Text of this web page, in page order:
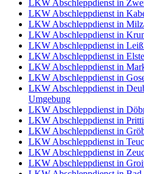
LKW Abschleppdienst in
LKW Abschleppdienst in
LKW Abschleppdienst in
LKW Abschleppdienst in
LKW Abschleppdienst in
LKW Abschleppdienst in
LKW Abschleppdienst in
LKW Abschleppdienst in
LKW Abschleppdienst in
Umgebung
LKW Abschleppdienst in
LKW Abschleppdienst in
LKW Abschleppdienst in
LKW Abschleppdienst in
LKW Abschleppdienst in
LKW Abschleppdienst in